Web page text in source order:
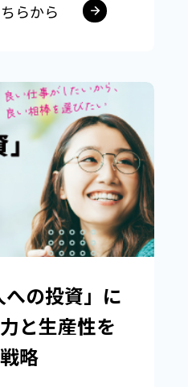
らから
の投資」に
と生産性を
略